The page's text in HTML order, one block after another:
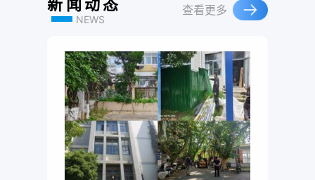
新闻动态
NEWS
查看更多